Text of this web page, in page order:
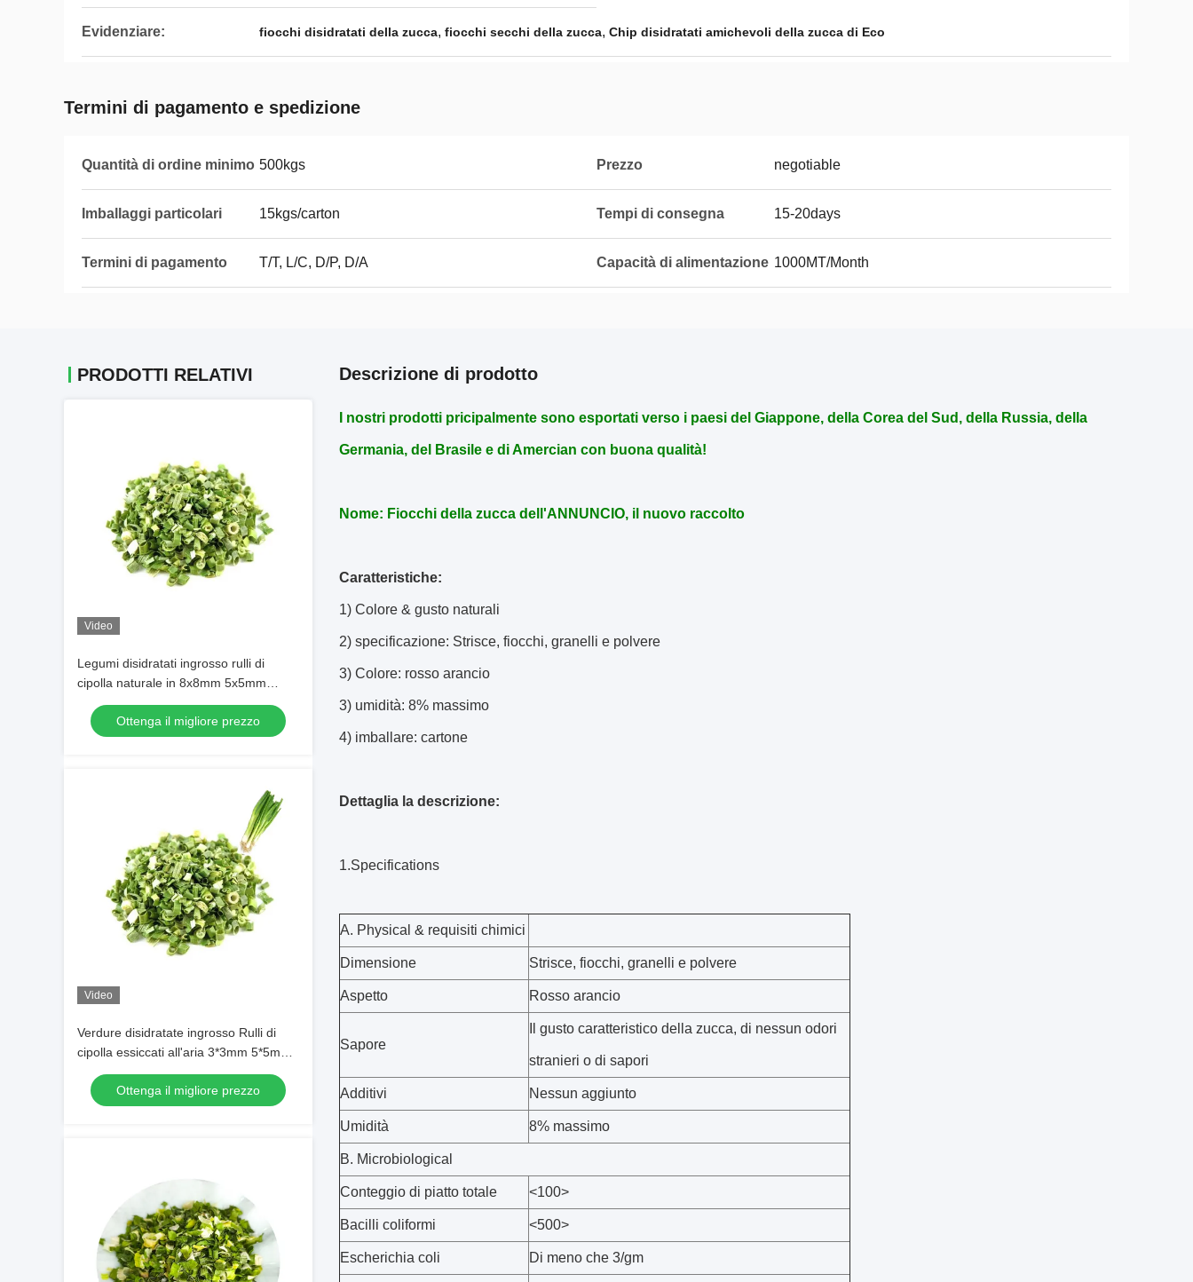
Evidenziare: fiocchi disidratati della zucca, fiocchi secchi della zucca, Chip disidratati amichevoli della zucca di Eco
Termini di pagamento e spedizione
Quantità di ordine minimo 500kgs Prezzo negotiable
Imballaggi particolari 15kgs/carton Tempi di consegna 15-20days
Termini di pagamento T/T, L/C, D/P, D/A Capacità di alimentazione 1000MT/Month
PRODOTTI RELATIVI
Video
Legumi disidratati ingrosso rulli di
cipolla naturale in 8x8mm 5x5mm
3x3mm Dimensioni Nessun additivo
FornitoreOttenga il migliore prezzo
Video
Verdure disidratate ingrosso Rulli di
cipolla essiccati all'aria 3*3mm 5*5mm
Colore naturale Sapore Nessun
additivo Max 7% umidità Cartone
imballaggio Alta qualità
Ottenga il migliore prezzo
Descrizione di prodotto
I nostri prodotti pricipalmente sono esportati verso i paesi del Giappone, della Corea del Sud, della Russia, della
Germania, del Brasile e di Amercian con buona qualità!
Nome: Fiocchi della zucca dell'ANNUNCIO, il nuovo raccolto
Caratteristiche:
1) Colore & gusto naturali
2) specificazione: Strisce, fiocchi, granelli e polvere
3) Colore: rosso arancio
3) umidità: 8% massimo
4) imballare: cartone
Dettaglia la descrizione:
1.Specifications
A. Physical & requisiti chimici
Dimensione Strisce, fiocchi, granelli e polvere
Aspetto Rosso arancio
Sapore
Il gusto caratteristico della zucca, di nessun odori
stranieri o di sapori
Additivi Nessun aggiunto
Umidità 8% massimo
B. Microbiological
Conteggio di piatto totale <100>
Bacilli coliformi <500>
Escherichia coli Di meno che 3/gm